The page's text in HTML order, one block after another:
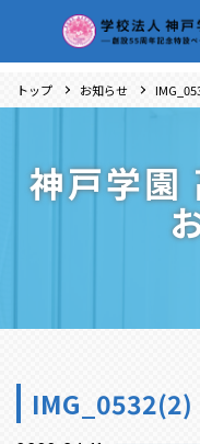
トップ お知らせ
神戸学園
IMG_0532(2)